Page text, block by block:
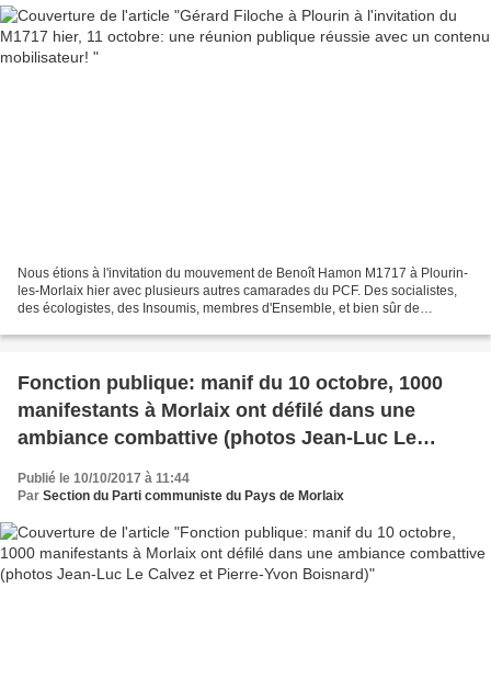
Nous étions à l'invitation du mouvement de Benoît Hamon M1717 à Plourin-
les-Morlaix hier avec plusieurs autres camarades du PCF. Des socialistes,
des écologistes, des Insoumis, membres d'Ensemble, et bien sûr de
Fonction publique: manif du 10 octobre, 1000
manifestants à Morlaix ont défilé dans une
ambiance combattive (photos Jean-Luc Le
Publié le 10/10/2017 à 11:44
Par Section du Parti communiste du Pays de Morlaix